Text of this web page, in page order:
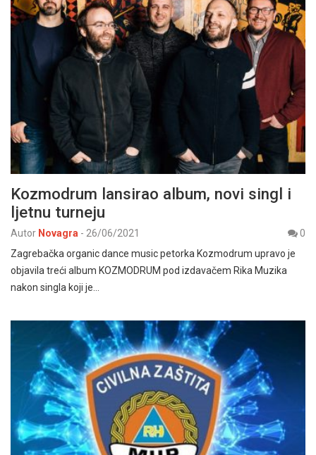
Kozmodrum lansirao album, novi singl i
ljetnu turneju
Autor Novagra - 26/06/2021
0
Zagrebačka organic dance music petorka Kozmodrum upravo je
objavila treći album KOZMODRUM pod izdavačem Rika Muzika
nakon singla koji je…